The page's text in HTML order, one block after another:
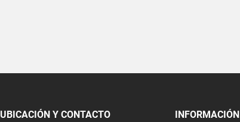
UBICACIÓN Y CONTACTO INFORMACIÓN